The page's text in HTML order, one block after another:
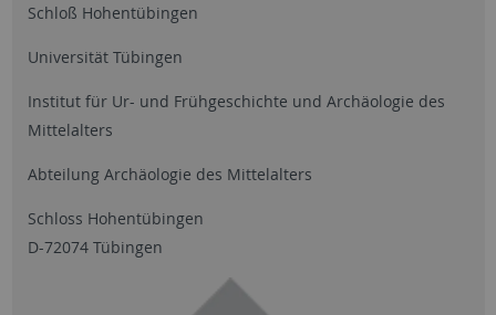
Schloß Hohentübingen
Universität Tübingen
Institut für Ur- und Frühgeschichte und Archäologie des
Mittelalters
Abteilung Archäologie des Mittelalters
Schloss Hohentübingen
D-72074 Tübingen